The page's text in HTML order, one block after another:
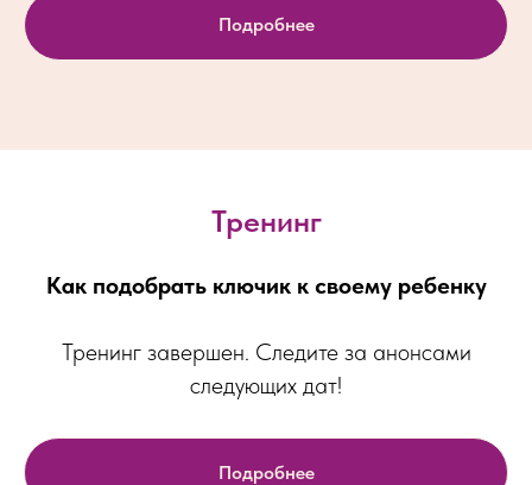
Подробнее
Тренинг
Как подобрать ключик к своему ребенку
Тренинг завершен. Следите за анонсами
следующих дат!
Подробнее